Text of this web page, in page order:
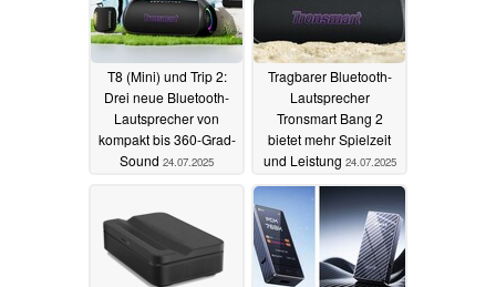
T8 (Mini) und Trip 2:
Drei neue Bluetooth-
Lautsprecher von
kompakt bis 360-Grad-
Sound 24.07.2025
Tragbarer Bluetooth-
Lautsprecher
Tronsmart Bang 2
bietet mehr Spielzeit
und Leistung 24.07.2025